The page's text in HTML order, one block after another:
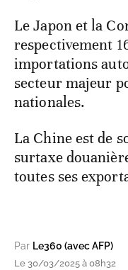
Le Japon et la
respectivement
importations
secteur majeur
nationales.
La Chine est de
surtaxe
toutes ses
Par Le360 (avec AFP)
Le 30/03/2025 à 08h32